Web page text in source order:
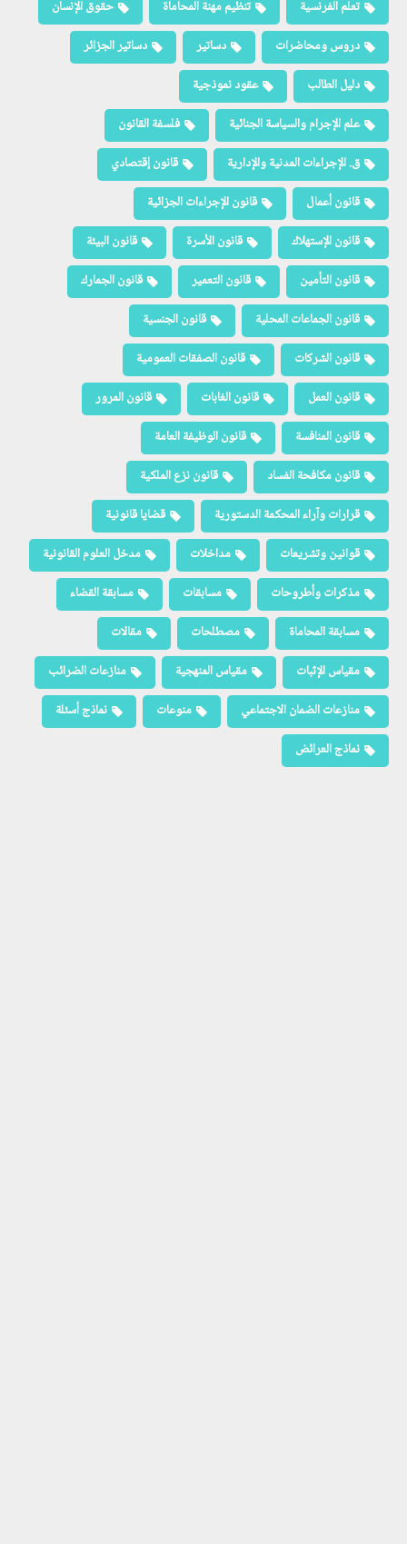
تعلم الفرنسية تنظيم مهنة المحاماة
حقوق الإنسان
دروس ومحاضرات
دساتير
دساتير الجزائر
دليل الطالب
عقود نموذجية
علم الإجرام والسياسة الجنائية
فلسفة القانون
ق. الإجراءات المدنية والإدارية
قانون إقتصادي
قانون أعمال
قانون الإجراءات الجزائية
قانون الإستهلاك
قانون الأسرة
قانون البيئة
قانون التأمين
قانون التعمير
قانون الجمارك
قانون الجماعات المحلية
قانون الجنسية
قانون الشركات
قانون الصفقات العمومية
قانون العمل
قانون الغابات
قانون المرور
قانون المنافسة
قانون الوظيفة العامة
قانون مكافحة الفساد
قانون نزع الملكية
قرارات وآراء المحكمة الدستورية
قضايا قانونية
قوانين وتشريعات
مداخلات
مدخل العلوم القانونية
مذكرات وأطروحات
مسابقات
مسابقة القضاء
مسابقة المحاماة
مصطلحات
مقالات
مقياس الإثبات
مقياس المنهجية
منازعات الضرائب
منازعات الضمان الاجتماعي
منوعات
نماذج أسئلة
نماذج العرائض